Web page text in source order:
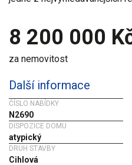
8 200 000
za nemovitost
Další informace
ČÍSLO NABÍDKY
N2690
DISPOZICE DOMU
atypický
DRUH STAVBY
Cihlová